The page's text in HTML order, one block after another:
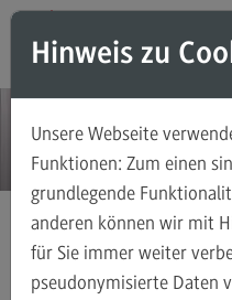
Direkt zum Inhalt
Direkt zum Hauptmenu
Direkt zum Footer
Masterstudiengänge
Accounting,
Accounting,
Modulangebot
Hinweis zu
Unsere Webseite
Funktionen: Zum einen
grundlegende
anderen können wir mit
für Sie immer weiter
pseudonymisierte Daten